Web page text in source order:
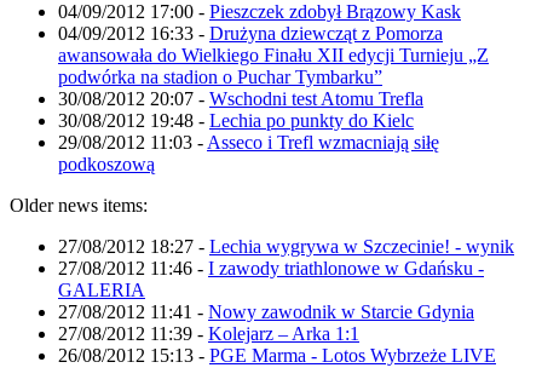
04/09/2012 17:00 - Pieszczek zdobył Brązowy Kask
04/09/2012 16:33 - Drużyna dziewcząt z Pomorza
awansowała do Wielkiego Finału XII edycji Turnieju „Z
podwórka na stadion o Puchar Tymbarku”
30/08/2012 20:07 - Wschodni test Atomu Trefla
30/08/2012 19:48 - Lechia po punkty do Kielc
29/08/2012 11:03 -Asseco i Trefl wzmacniają siłę
podkoszową
Older news items:
27/08/2012 18:27 - Lechia wygrywa w Szczecinie! - wynik
27/08/2012 11:46 - I zawody triathlonowe w Gdańsku -
GALERIA
27/08/2012 11:41 - Nowy zawodnik w Starcie Gdynia
27/08/2012 11:39 - Kolejarz – Arka 1:1
26/08/2012 15:13 - PGE Marma - Lotos Wybrzeże LIVE